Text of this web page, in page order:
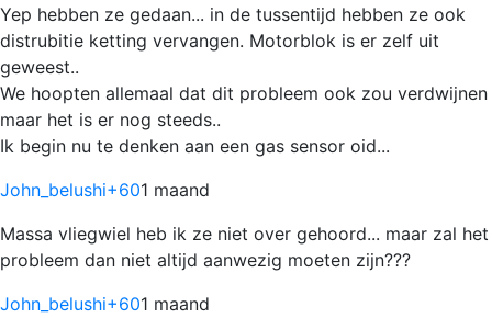
Yep hebben ze gedaan... in de tussentijd hebben ze ook
distrubitie ketting vervangen. Motorblok is er zelf uit
geweest..
We hoopten allemaal dat dit probleem ook zou verdwijnen
maar het is er nog steeds..
Ik begin nu te denken aan een gas sensor oid...
John_belushi+601 maand
Massa vliegwiel heb ik ze niet over gehoord... maar zal het
probleem dan niet altijd aanwezig moeten zijn???
John_belushi+601 maand